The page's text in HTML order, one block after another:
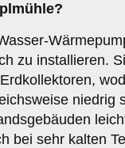
zu installieren.
niedrig
bei sehr kalten